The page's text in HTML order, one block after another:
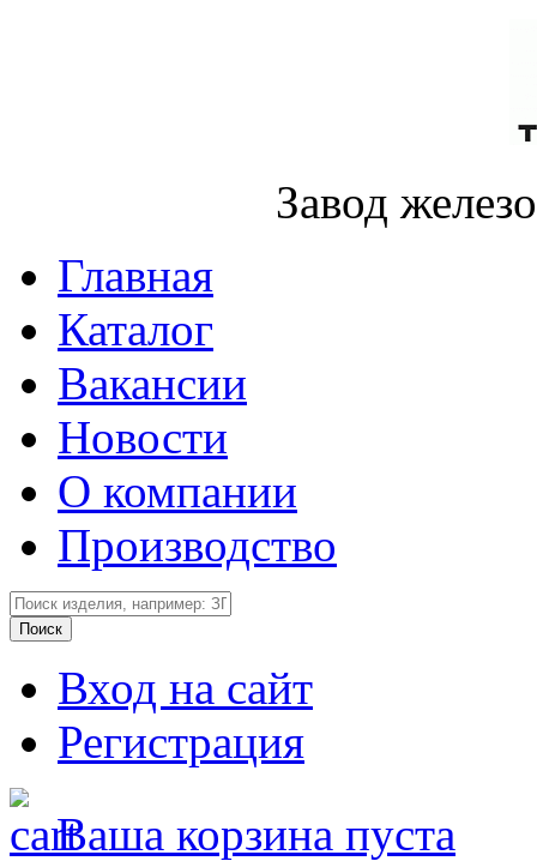
Завод
Главная
Каталог
Вакансии
Новости
О компании
Производство
Вход на сайт
Регистрация
Ваша корзина пуста